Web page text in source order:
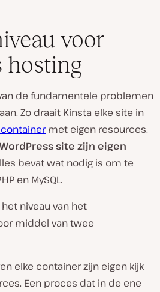
voor
hosting
de fundamentele problemen
Zo draait Kinsta elke site in
met eigen resources.
site zijn eigen
bevat wat nodig is om te
en MySQL.
niveau van het
middel van twee
elke container zijn eigen kijk
Een proces dat in de ene